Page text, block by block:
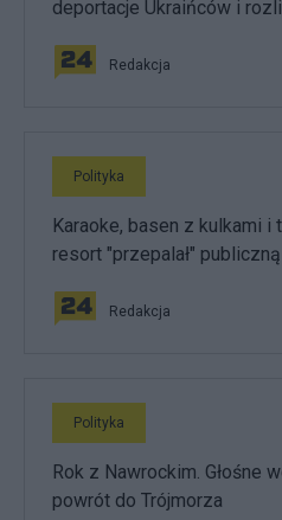
deportacje Ukraińców i
Redakcja
Polityka
Karaoke, basen z kulkami i
resort "przepalał"
Redakcja
Polityka
Rok z Nawrockim. Głośne
powrót do Trójmorza